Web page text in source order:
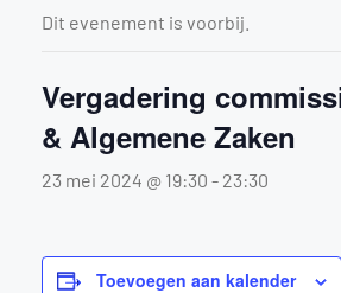
Dit evenement is voorbij.
Vergadering
& Algemene Zaken
23 mei 2024 @ 19:30 - 23:30
Toevoegen aan kalender